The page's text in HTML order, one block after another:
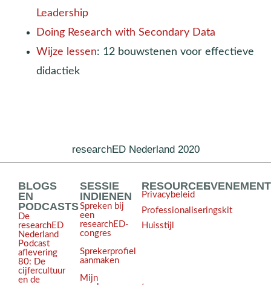
Leadership
Doing Research with Secondary Data
Wijze lessen: 12 bouwstenen voor effectieve
didactiek
researchED Nederland 2020
BLOGS
EN
PODCASTS
De
researchED
Nederland
Podcast
aflevering
80: De
cijfercultuur
en de
SESSIE
INDIENEN
Spreken bij
een
researchED-
congres
Sprekerprofiel
aanmaken
Mijn
RESOURCES
Privacybeleid
Professionaliseringskit
Huisstijl